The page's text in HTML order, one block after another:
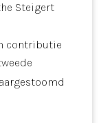
Steigert
contributie